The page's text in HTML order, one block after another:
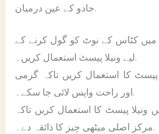
جادو کے عین درمیان.
میں کٹاس کے نوٹ کو گول کرنے کے
لیے ونیلا پیسٹ استعمال کریں۔.
پیسٹ کا استعمال کریں تاکہ گرمی
اور راحت واپس لائی جا سکے۔.
ونیلا پیسٹ کا استعمال کریں تاکہ
مرکز اصلی میٹھی چیز کا ذائقہ دے۔.